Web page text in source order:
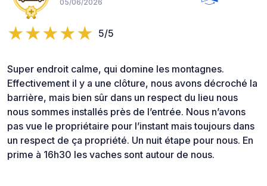
05/06/2026
5/5
Super endroit calme, qui domine les montagnes.
Effectivement il y a une clôture, nous avons décroché la
barrière, mais bien sûr dans un respect du lieu nous
nous sommes installés près de l’entrée. Nous n’avons
pas vue le propriétaire pour l’instant mais toujours dans
un respect de ça propriété. Un nuit étape pour nous. En
prime à 16h30 les vaches sont autour de nous.